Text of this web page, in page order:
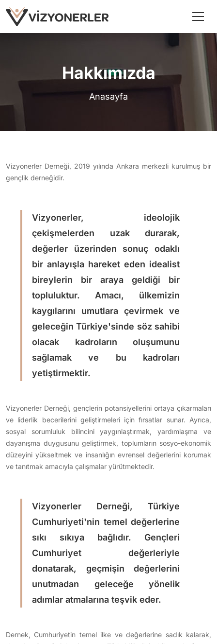
Hakkımızda
Anasayfa
Vizyonerler Derneği, 2019 yılında Ankara merkezli kurulmuş bir
gençlik derneğidir.
Vizyonerler, ideolojik
çekişmelerden uzak durarak,
değerler üzerinden sonuç odaklı
bir anlayışla hareket eden idealist
bireylerin bir araya geldiği bir
topluluktur. Amacı, ülkemizin
kaygılarını umutlara çevirmek ve
geleceğin Türkiye'sinde söz sahibi
olacak kadroların oluşumunu
sağlamak ve bu kadroları
yetiştirmektir.
Vizyonerler Derneği, gençlerin potansiyellerini ortaya çıkarmaları
ve liderlik becerilerini geliştirmeleri için fırsatlar sunar. Ayrıca,
sosyal sorumluluk bilincini yaygınlaştırmak, yardımlaşma ve
dayanışma duygusunu geliştirmek, toplumların sosyo-ekonomik
düzeyini yükseltmek ve insanlığın evrensel değerlerini korumak
ve tanıtmak amacıyla çalışmalar yürütmektedir.
Vizyonerler Derneği, Türkiye
Cumhuriyeti'nin temel değerlerine
sıkı sıkıya bağlıdır. Gençleri
Cumhuriyet değerleriyle
donatarak, geçmişin değerlerini
unutmadan geleceğe yönelik
adımlar atmalarına teşvik eder.
Dernek, Cumhuriyetin temel ilke ve değerlerine sadık kalarak,